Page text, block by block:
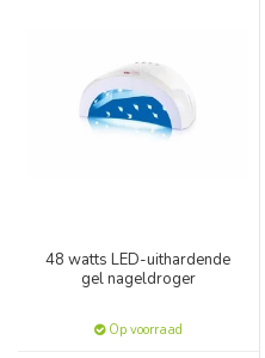
48 watts LED-uithardende
gel nageldroger
Op voorraad